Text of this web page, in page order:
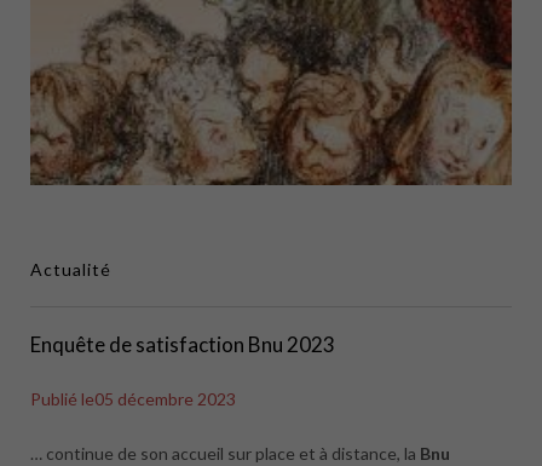
Actualité
Enquête de satisfaction Bnu 2023
Publié le05 décembre 2023
… continue de son accueil sur place et à distance, la Bnu